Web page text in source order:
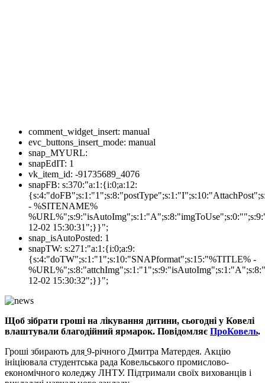
comment_widget_insert: manual
evc_buttons_insert_mode: manual
snap_MYURL:
snapEdIT: 1
vk_item_id: -91735689_4076
snapFB: s:370:"a:1:{i:0;a:12:
- %SITENAME%
12-02 15:30:31";}}";
snap_isAutoPosted: 1
snapTW: s:271:"a:1:{i:0;a:9:
{s:4:"doTW";s:1:"1";s:10:"SNAPformat";s:15:"%TITLE% -
12-02 15:30:32";}}";
Щоб зібрати гроші на лікування дитини, сьогодні у Ковелі
влаштували благодійний ярмарок. Повідомляє ПроКовель.
Гроші збирають для 9-річного Дмитра Матердея. Акцію
ініціювала студентська рада Ковельського промислово-
економічного коледжу ЛНТУ. Підтримали своїх вихованців і